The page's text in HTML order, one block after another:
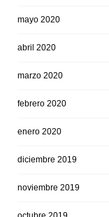
mayo 2020
abril 2020
marzo 2020
febrero 2020
enero 2020
diciembre 2019
noviembre 2019